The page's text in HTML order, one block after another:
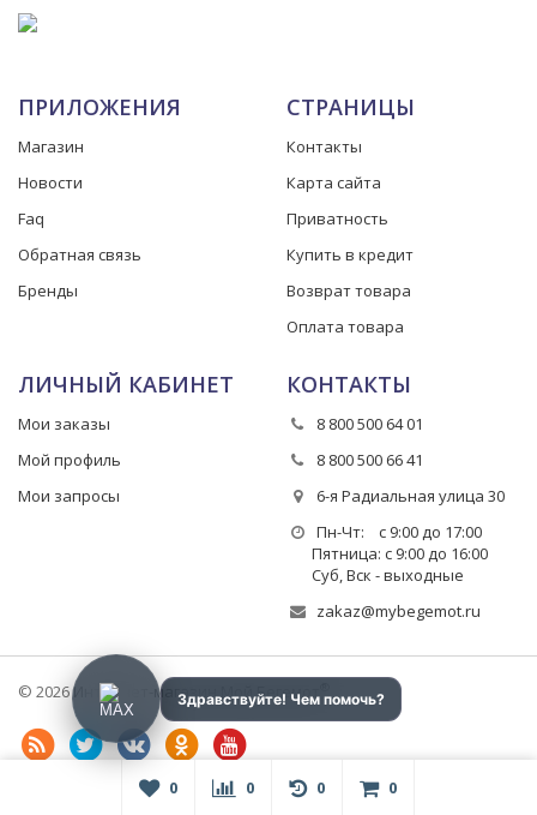
ПРИЛОЖЕНИЯ
Магазин
Новости
Faq
Обратная связь
Бренды
СТРАНИЦЫ
Контакты
Карта сайта
Приватность
Купить в кредит
Возврат товара
Оплата товара
ЛИЧНЫЙ КАБИНЕТ
Мои заказы
Мой профиль
Мои запросы
КОНТАКТЫ
8 800 500 64 01
8 800 500 66 41
6-я Радиальная улица 30
Пн-Чт: с 9:00 до 17:00
Пятница: с 9:00 до 16:00
Суб, Вск - выходные
zakaz@mybegemot.ru
© 2026 Интернет-магазин Мой Бегемот
ProfyPol Group Company LLC
0 0 0 0